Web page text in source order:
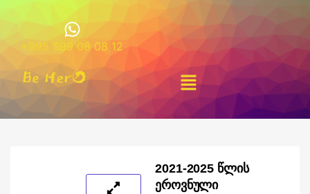
+995 599 08 08 12
2021-2025 ᲬᲚᲘᲡ
ᲔᲠᲝᲕᲜᲣᲚᲘ